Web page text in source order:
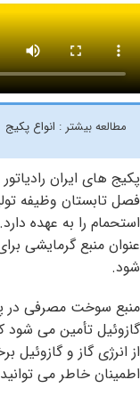
مطالعه بیشتر : انواع پکیج
پکیج های ایران
فصل تابستان وظیفه
استحمام را به عهده
عنوان منبع گرمایشی
شود.
منبع سوخت مصرفی در
گازوئیل تأمین می شود
از انرژی گاز و گازوئیل
اطمینان خاطر می توانید